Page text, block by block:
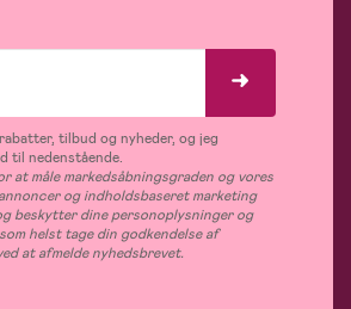
tilbud og nyheder, og jeg
til nedenstående.
at måle markedsåbningsgraden og vores
og indholdsbaseret marketing
beskytter dine personoplysninger og
helst tage din godkendelse af
at afmelde nyhedsbrevet.